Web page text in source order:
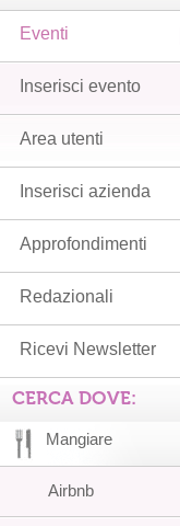
Eventi
Inserisci evento
Area utenti
Inserisci azienda
Approfondimenti
Redazionali
Ricevi Newsletter
CERCA DOVE:
Mangiare
Airbnb